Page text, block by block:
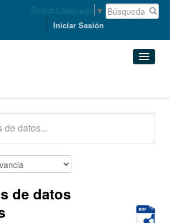
Select Language ▼
Iniciar Sesión
de datos